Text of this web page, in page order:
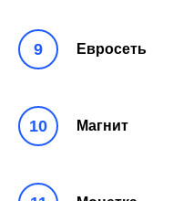
Евросеть
Магнит